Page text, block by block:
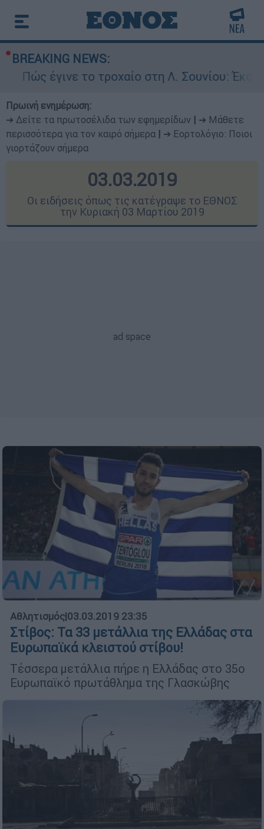
BREAKING NEWS:
το τροχαίο στη Λ. Σουνίου: Έκανε αναστροφή
Πρωινή ενημέρωση:
➔ Δείτε τα πρωτοσέλιδα των εφημερίδων
➔ Μάθετε
περισσότερα για τον καιρό σήμερα
➔ Εορτολόγιο: Ποιοι
γιορτάζουν σήμερα
03.03.2019
Οι ειδήσεις όπως τις κατέγραψε το ΕΘΝΟΣ
την Κυριακή 03 Μαρτίου 2019
Αθλητισμός|03.03.2019 23:35
Στίβος: Τα 33 μετάλλια της Ελλάδας στα
Ευρωπαϊκά κλειστού στίβου!
Τέσσερα μετάλλια πήρε η Ελλάδας στο 35ο
Ευρωπαϊκό πρωτάθλημα της Γλασκώβης